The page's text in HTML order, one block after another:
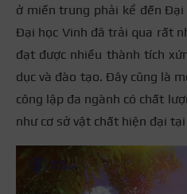
ở miền trung phải kể đến Đại
Đại học Vinh đã trải qua rất
đạt được nhiều thành tích
dục và đào tạo. Đây cũng là
công lập đa ngành có chất
như cơ sở vật chất hiện đại